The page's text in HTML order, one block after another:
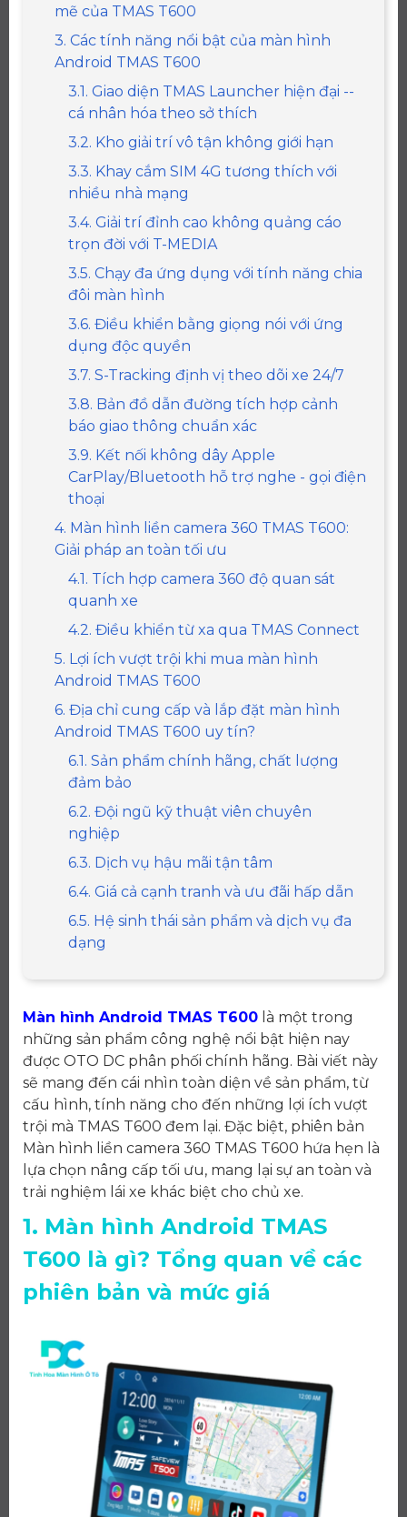
mẽ của TMAS T600
3. Các tính năng nổi bật của màn hình
Android TMAS T600
3.1. Giao diện TMAS Launcher hiện đại --
cá nhân hóa theo sở thích
3.2. Kho giải trí vô tận không giới hạn
3.3. Khay cắm SIM 4G tương thích với
nhiều nhà mạng
3.4. Giải trí đỉnh cao không quảng cáo
trọn đời với T-MEDIA
3.5. Chạy đa ứng dụng với tính năng chia
đôi màn hình
3.6. Điều khiển bằng giọng nói với ứng
dụng độc quyền
3.7. S-Tracking định vị theo dõi xe 24/7
3.8. Bản đồ dẫn đường tích hợp cảnh
báo giao thông chuẩn xác
3.9. Kết nối không dây Apple
CarPlay/Bluetooth hỗ trợ nghe - gọi điện
thoại
4. Màn hình liền camera 360 TMAS T600:
Giải pháp an toàn tối ưu
4.1. Tích hợp camera 360 độ quan sát
quanh xe
4.2. Điều khiển từ xa qua TMAS Connect
5. Lợi ích vượt trội khi mua màn hình
Android TMAS T600
6. Địa chỉ cung cấp và lắp đặt màn hình
Android TMAS T600 uy tín?
6.1. Sản phẩm chính hãng, chất lượng
đảm bảo
6.2. Đội ngũ kỹ thuật viên chuyên
nghiệp
6.3. Dịch vụ hậu mãi tận tâm
6.4. Giá cả cạnh tranh và ưu đãi hấp dẫn
6.5. Hệ sinh thái sản phẩm và dịch vụ đa
dạng
Màn hình Android TMAS T600 là một trong
những sản phẩm công nghệ nổi bật hiện nay
được OTO DC phân phối chính hãng. Bài viết này
sẽ mang đến cái nhìn toàn diện về sản phẩm, từ
cấu hình, tính năng cho đến những lợi ích vượt
trội mà TMAS T600 đem lại. Đặc biệt, phiên bản
Màn hình liền camera 360 TMAS T600 hứa hẹn là
lựa chọn nâng cấp tối ưu, mang lại sự an toàn và
trải nghiệm lái xe khác biệt cho chủ xe.
1. Màn hình Android TMAS
T600 là gì? Tổng quan về các
phiên bản và mức giá